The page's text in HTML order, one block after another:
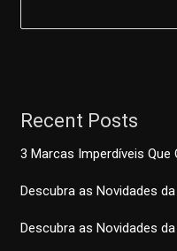
Recent Posts
3 Marcas Imperdíveis Que
Descubra as Novidades
Descubra as Novidades